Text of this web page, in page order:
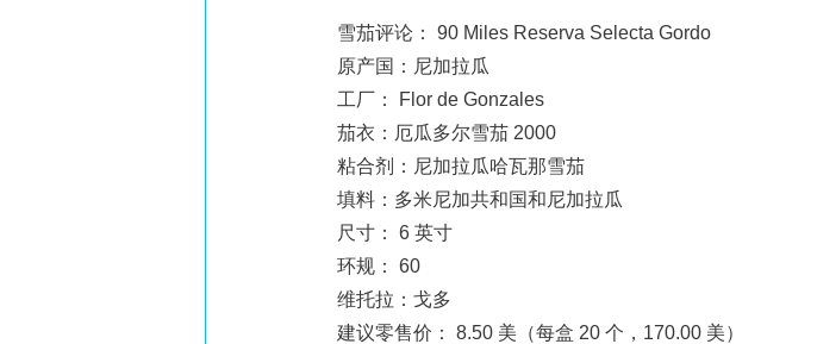
雪茄评论： 90 Miles Reserva Selecta Gordo
原产国：尼加拉瓜
工厂： Flor de Gonzales
茄衣：厄瓜多尔雪茄 2000
粘合剂：尼加拉瓜哈瓦那雪茄
填料：多米尼加共和国和尼加拉瓜
尺寸： 6 英寸
环规： 60
维托拉：戈多
建议零售价： 8.50 美（每盒 20 个，170.00 美）